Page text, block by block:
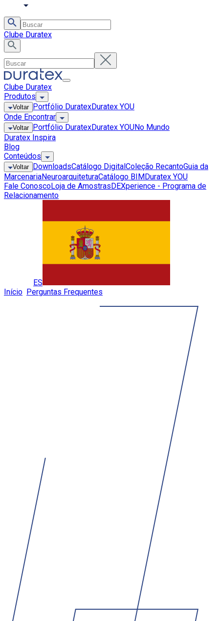
Clube Duratex
Clube Duratex
Produtos
Voltar Portfólio DuratexDuratex YOU
Onde Encontrar
Voltar Portfólio DuratexDuratex YOUNo Mundo
Duratex Inspira
Blog
Conteúdos
Voltar DownloadsCatálogo DigitalColeção RecantoGuia da
MarcenariaNeuroarquiteturaCatálogo BIMDuratex YOU
Fale ConoscoLoja de AmostrasDEXperience - Programa de
Relacionamento
ES
Início Perguntas Frequentes